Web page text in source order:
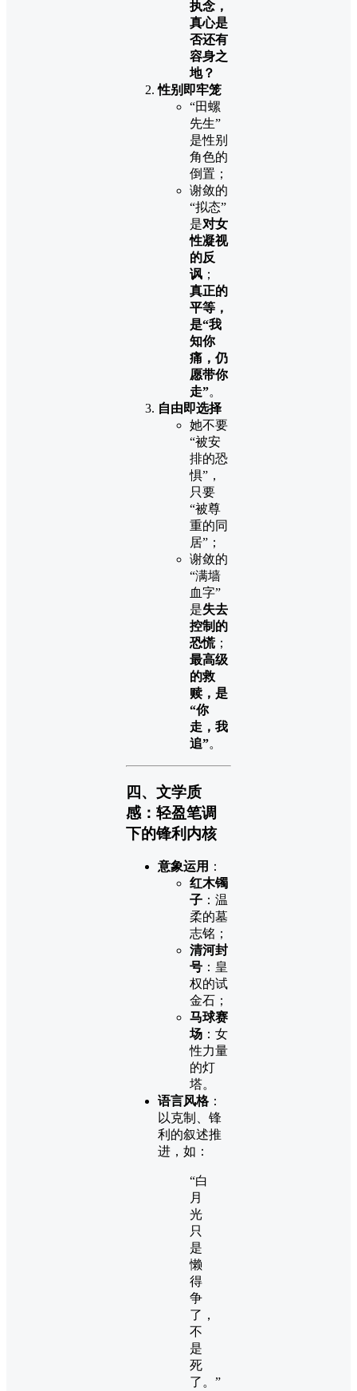
执念，
真心是
否还有
容身之
地？
性别即牢笼
“田螺
先生”
是性别
角色的
倒置；
谢敛的
“拟态”
是对女
性凝视
的反
讽 ；
真正的
平等，
是“我
知你
痛，仍
愿带你
走”。
自由即选择
她不要
“被安
排的恐
惧”，
只要
“被尊
重的同
居”；
谢敛的
“满墙
血字”
是失去
控制的
恐慌 ；
最高级
的救
赎，是
“你
走，我
追”。
四、文学质
感：轻盈笔调
下的锋利内核
意象运用 ：
红木镯
子 ：温
柔的墓
志铭；
清河封
号 ：皇
权的试
金石；
马球赛
场 ：女
性力量
的灯
塔。
语言风格：
以克制、锋
利的叙述推
进，如：
“白
月
光
只
是
懒
得
争
了，
不
是
死
了。”